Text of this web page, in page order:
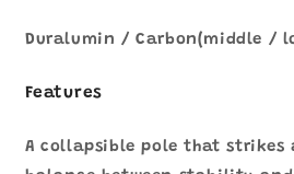
Duralumin / Carbon(middle /
Features
A collapsible pole that strikes